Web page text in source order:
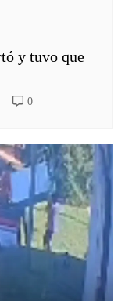
y tuvo que
0